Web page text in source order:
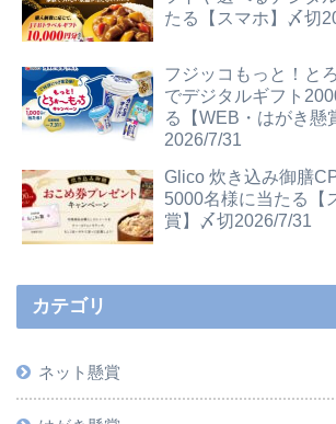
たる【スマホ】〆切
フジッコもっと！と
でデジタルギフト
る【WEB・はがき懸
2026/7/31
Glico 炊き込み御膳
5000名様に当たる【
賞】〆切2026/7/31
カテゴリ
ネット懸賞